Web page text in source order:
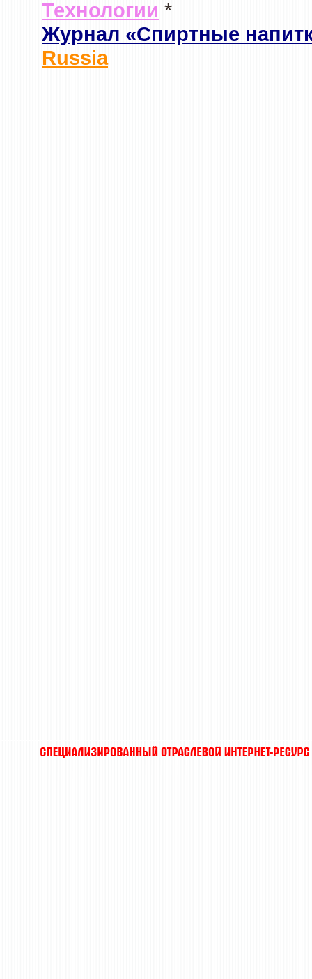
Технологии *
Журнал «Спиртные
Russia